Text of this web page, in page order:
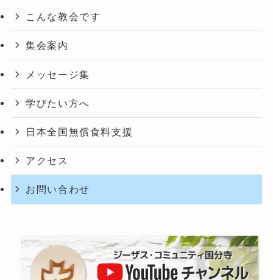
こんな教会です
集会案内
メッセージ集
学びたい方へ
日本全国無償食料支援
アクセス
お問い合わせ